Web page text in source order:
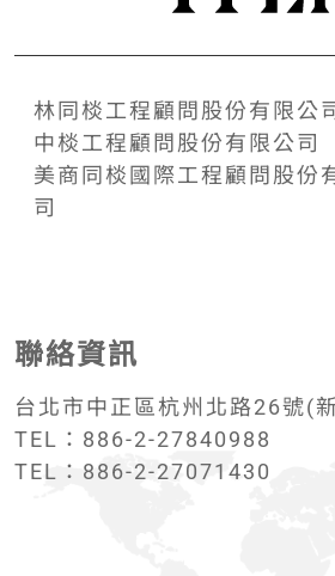
林同棪工程顧問股份有限公
中棪工程顧問股份有限公司
美商同棪國際工程顧問股份
司
聯絡資訊
台北市中正區杭州北路26號(
TEL：886-2-27840988
TEL：886-2-27071430